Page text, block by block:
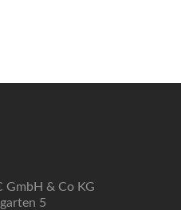
GmbH & Co KG
5